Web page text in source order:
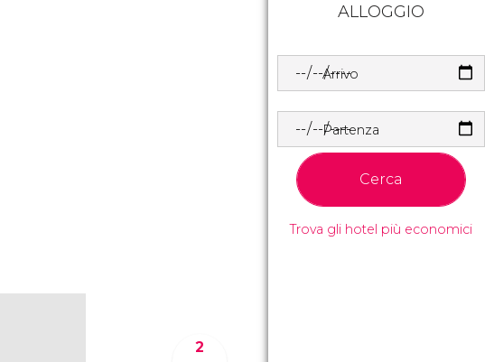
2
ALLOGGIO
Arrivo
Partenza
Cerca
Trova gli hotel più economici